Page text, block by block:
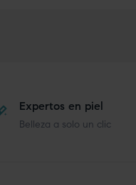
Expertos en piel
Belleza a solo un clic